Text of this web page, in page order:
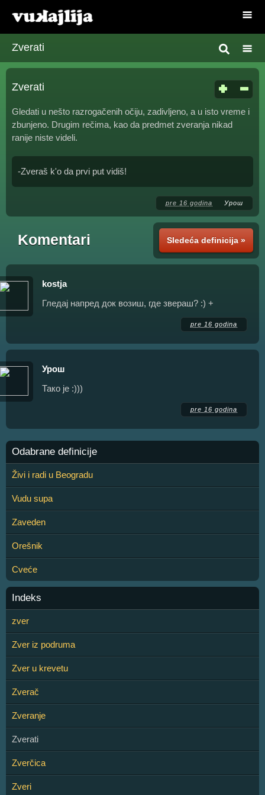
Zverati
Zverati
Gledati u nešto razrogačenih očiju, zadivljeno, a u isto vreme i
zbunjeno. Drugim rečima, kao da predmet zveranja nikad
ranije niste videli.
-Zveraš k'o da prvi put vidiš!
pre 16 godina Урош
Sledeća definicija »
Komentari
kostja
Гледај напред док возиш, где звераш? :) +
pre 16 godina
Урош
Тако је :)))
pre 16 godina
Odabrane definicije
Živi i radi u Beogradu
Vudu supa
Zaveden
Orešnik
Cveće
Indeks
zver
Zver iz podruma
Zver u krevetu
Zverač
Zveranje
Zverati
Zverčica
Zveri